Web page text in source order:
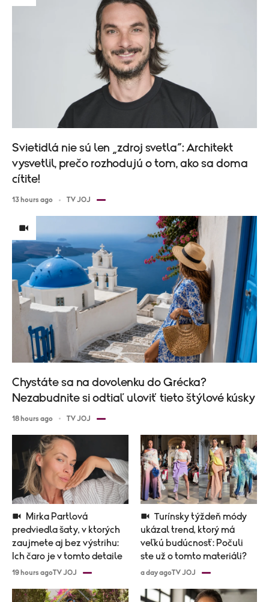
Svietidlá nie sú len „zdroj svetla“: Architekt
vysvetlil, prečo rozhodujú o tom, ako sa doma
cítite!
13 hours ago TV JOJ
Chystáte sa na dovolenku do Grécka?
Nezabudnite si odtiaľ uloviť tieto štýlové kúsky
18 hours ago TV JOJ
predviedla šaty, v ktorých
zaujmete aj bez výstrihu:
Ich čaro je v tomto detaile
19 hours agoTV JOJ
ukázal trend, ktorý má
veľkú budúcnosť: Počuli
ste už o tomto materiáli?
a day agoTV JOJ